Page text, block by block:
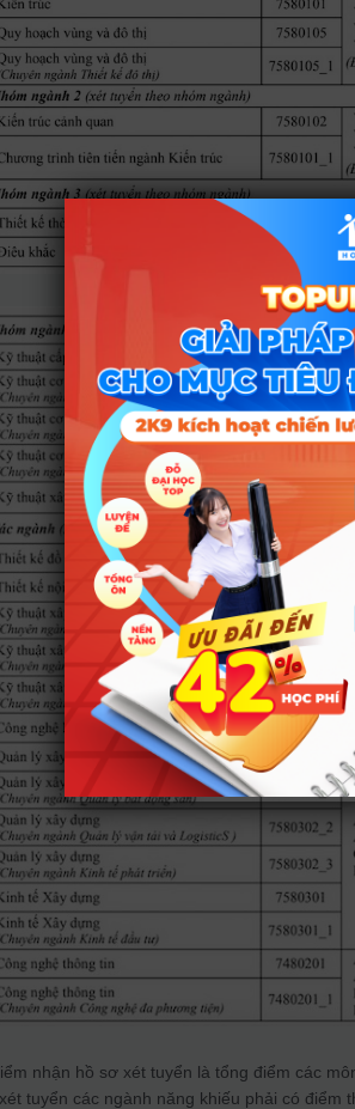
nhận hồ sơ xét tuyển là tổng điểm các
tuyển các ngành năng khiếu phải có điểm